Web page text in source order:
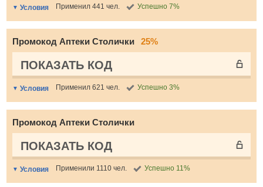
Условия Применил 441 чел. Успешно 7%
Промокод Аптеки Столички 25%
ПОКАЗАТЬ КОД
Условия Применил 621 чел. Успешно 3%
Промокод Аптеки Столички
ПОКАЗАТЬ КОД
Условия Применили 1110 чел. Успешно 11%